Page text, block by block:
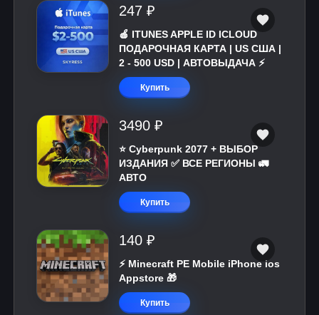
247 ₽
🍎 ITUNES APPLE ID ICLOUD
ПОДАРОЧНАЯ КАРТА | US США |
2 - 500 USD | АВТОВЫДАЧА ⚡️
Купить
3490 ₽
⭐ Cyberpunk 2077 + ВЫБОР
ИЗДАНИЯ ✅ ВСЕ РЕГИОНЫ 🚛
АВТО
Купить
140 ₽
⚡️ Minecraft PE Mobile iPhone ios
Appstore 🎁
Купить